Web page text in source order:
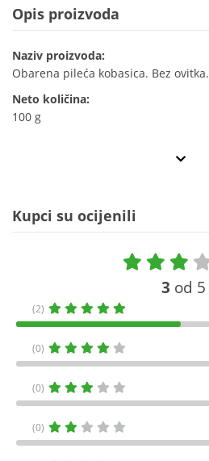
Opis proizvoda
Naziv proizvoda:
Obarena pileća kobasica. Bez ovitka.
Neto količina:
100 g
Kupci su ocijenili
3 od 5
(2)
(0)
(0)
(0)